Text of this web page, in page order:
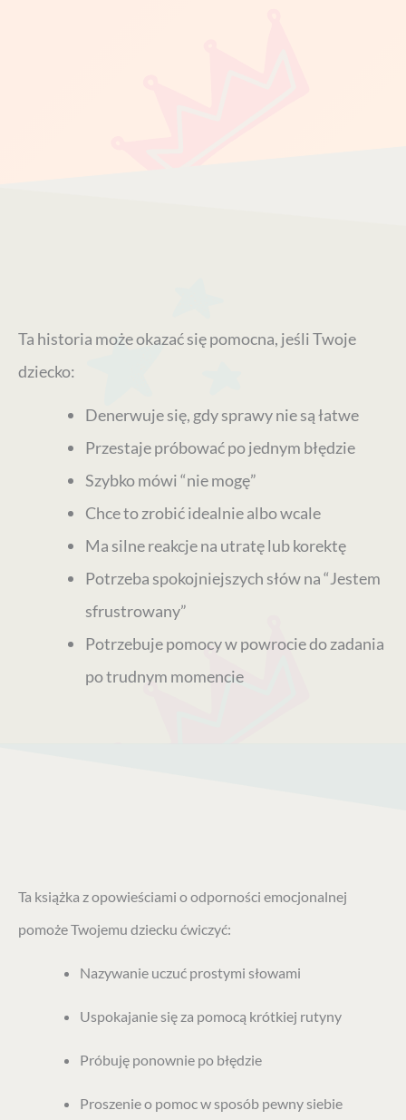
Ta historia może okazać się pomocna, jeśli Twoje
dziecko:
Denerwuje się, gdy sprawy nie są łatwe
Przestaje próbować po jednym błędzie
Szybko mówi “nie mogę”
Chce to zrobić idealnie albo wcale
Ma silne reakcje na utratę lub korektę
Potrzeba spokojniejszych słów na “Jestem
sfrustrowany”
Potrzebuje pomocy w powrocie do zadania
po trudnym momencie
Ta książka z opowieściami o odporności emocjonalnej
pomoże Twojemu dziecku ćwiczyć:
Nazywanie uczuć prostymi słowami
Uspokajanie się za pomocą krótkiej rutyny
Próbuję ponownie po błędzie
Proszenie o pomoc w sposób pewny siebie